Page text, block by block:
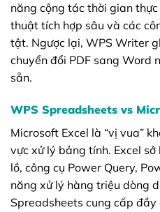
năng cộng tác thời gian
thuật tích hợp sâu và các
tật. Ngược lại, WPS Writer
chuyển đổi PDF sang Word
sẵn.
WPS Spreadsheets vs
Microsoft Excel là “vị vua”
vực xử lý bảng tính. Excel
lồ, công cụ Power Query,
năng xử lý hàng triệu dòng
Spreadsheets cung cấp